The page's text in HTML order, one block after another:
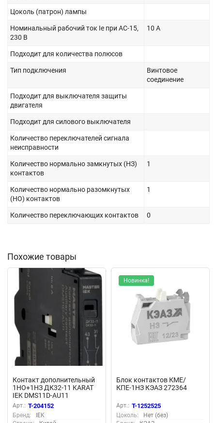
Цоколь (патрон) лампы
Номинальный рабочий ток Ie при AC-15,
230 В
10 А
Подходит для количества полюсов
Тип подключения
Винтовое
соединение
Подходит для выключателя защиты
двигателя
Подходит для силового выключателя
Количество переключателей сигнала
неисправности
Количество нормально замкнутых (НЗ)
контактов
1
Количество нормально разомкнутых
(НО) контактов
1
Количество переключающих контактов 0
Похожие товары
Контакт дополнительный
1НО+1НЗ ДК32-11 KARAT
IEK DMS11D-AU11
Арт.: T-204152
Бренд:
IEK
Новинка!
Блок контактов КМЕ/
КПЕ-1НЗ КЭАЗ 272364
Арт.: T-1252525
Цоколь:
Нет (без)